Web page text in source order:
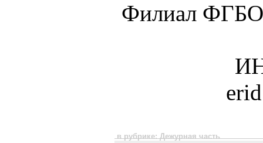
Филиал
в рубрике: Дежурная часть